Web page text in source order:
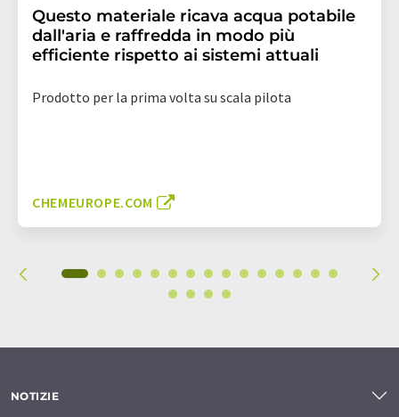
Questo materiale ricava acqua potabile
dall'aria e raffredda in modo più
efficiente rispetto ai sistemi attuali
Prodotto per la prima volta su scala pilota
CHEMEUROPE.COM
NOTIZIE